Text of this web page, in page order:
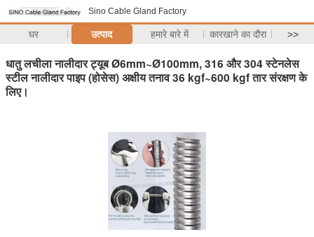
Sino Cable Gland Factory
घर उत्पाद हमारे बारे में कारखाने का दौरा >>
धातु लचीला नालीदार ट्यूब Ø6mm~Ø100mm, 316 और 304 स्टेनलेस
स्टील नालीदार पाइप (होसेस) अक्षीय तनाव 36 kgf~600 kgf तार संरक्षण के
लिए।